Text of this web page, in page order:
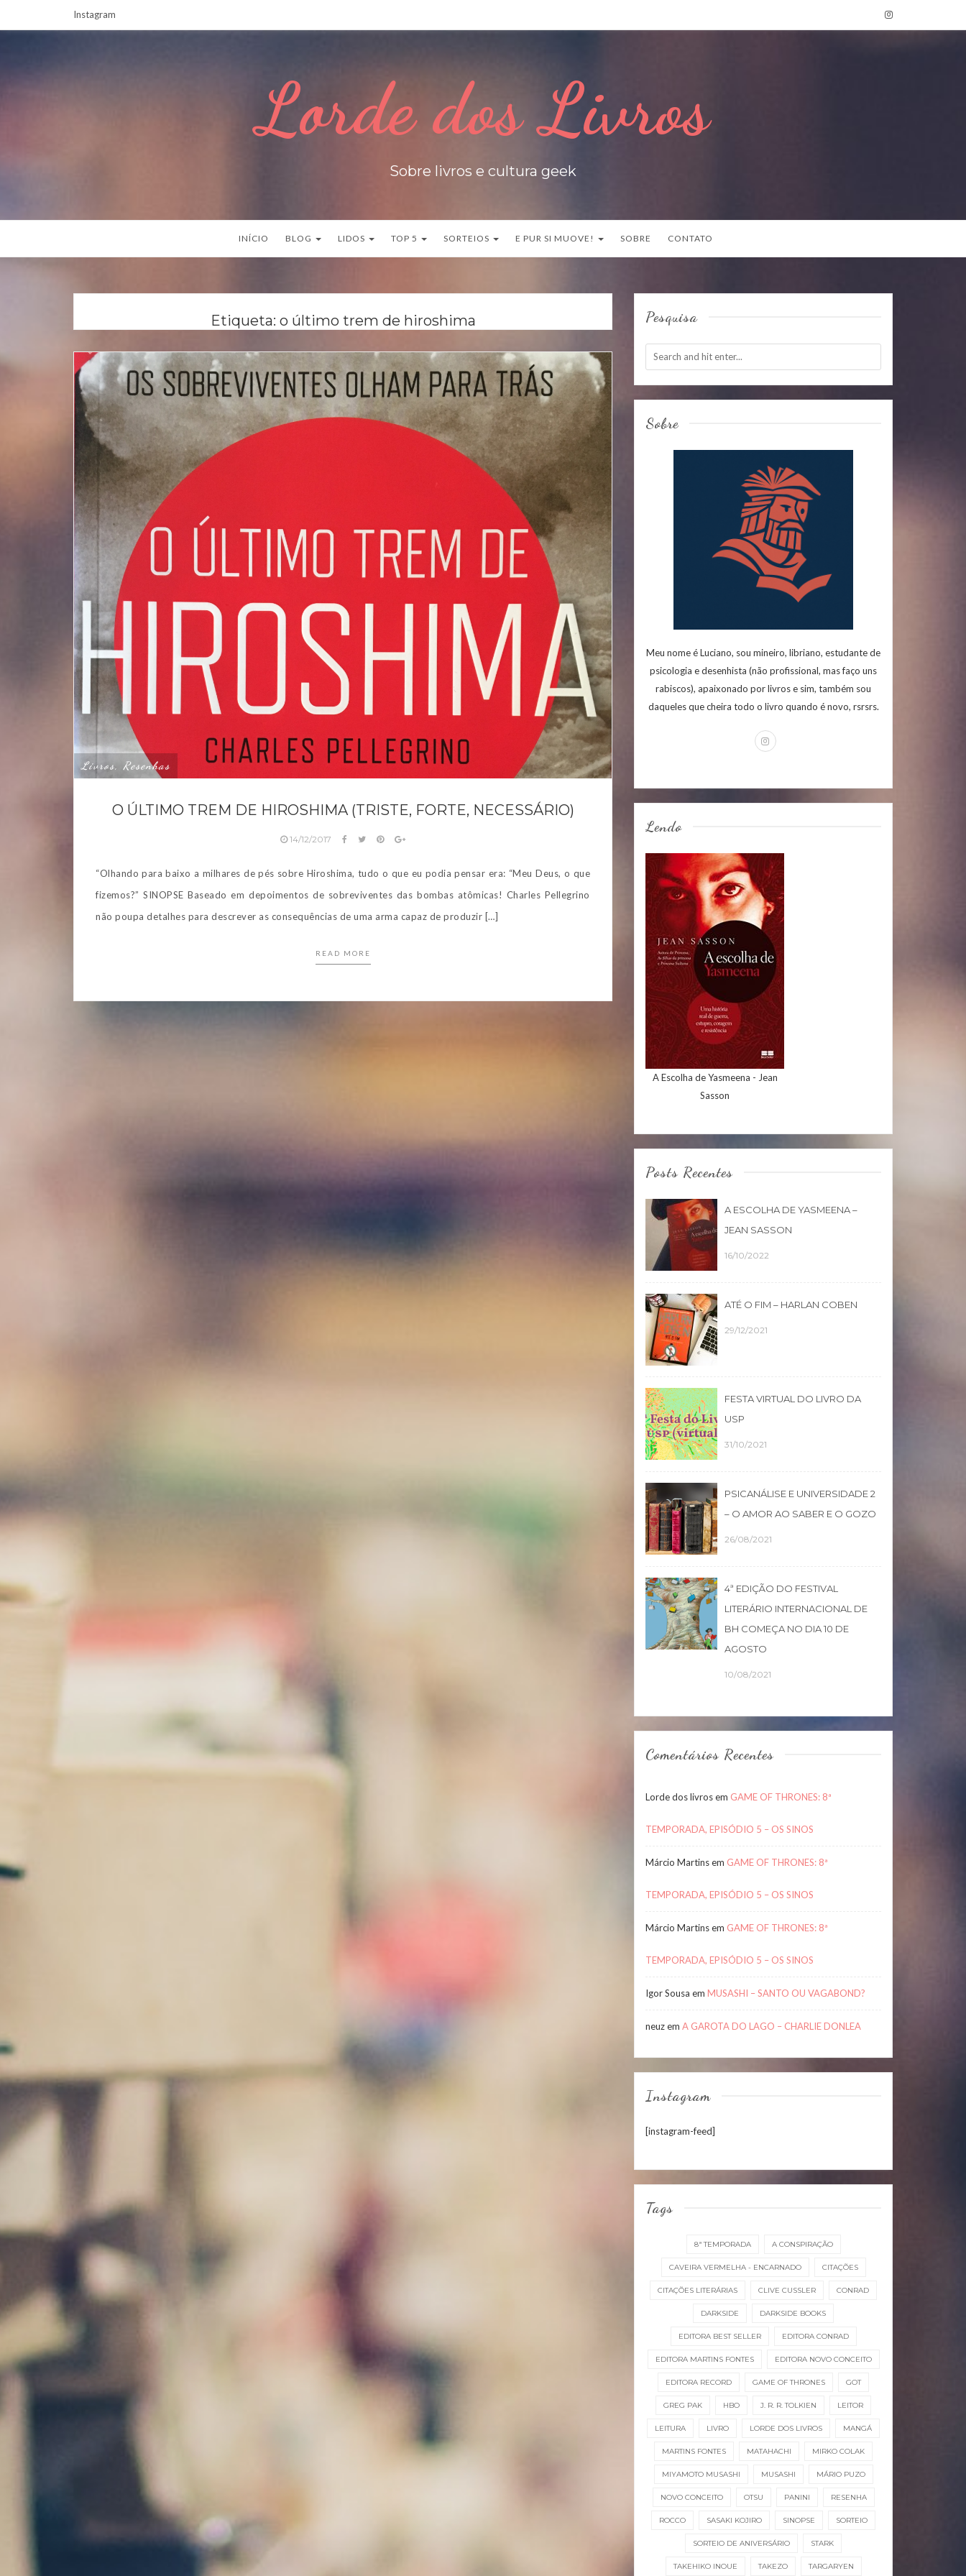
Instagram
Lorde dos Livros
Sobre livros e cultura geek
INÍCIO BLOG LIDOS TOP 5 SORTEIOS E PUR SI MUOVE! SOBRE CONTATO
Etiqueta: o último trem de hiroshima
Livros, Resenhas
O ÚLTIMO TREM DE HIROSHIMA (TRISTE, FORTE, NECESSÁRIO)
14/12/2017
“Olhando para baixo a milhares de pés sobre Hiroshima, tudo o que eu podia pensar era: “Meu Deus, o que
fizemos?” SINOPSE Baseado em depoimentos de sobreviventes das bombas atômicas! Charles Pellegrino
não poupa detalhes para descrever as consequências de uma arma capaz de produzir […]
READ MORE
Pesquisa
Sobre
Meu nome é Luciano, sou mineiro, libriano, estudante de
psicologia e desenhista (não profissional, mas faço uns
rabiscos), apaixonado por livros e sim, também sou
daqueles que cheira todo o livro quando é novo, rsrsrs.
Lendo
A Escolha de Yasmeena - Jean
Sasson
Posts Recentes
A ESCOLHA DE YASMEENA –
JEAN SASSON
16/10/2022
ATÉ O FIM – HARLAN COBEN
29/12/2021
FESTA VIRTUAL DO LIVRO DA
USP
31/10/2021
PSICANÁLISE E UNIVERSIDADE 2
– O AMOR AO SABER E O GOZO
26/08/2021
4ª EDIÇÃO DO FESTIVAL
LITERÁRIO INTERNACIONAL DE
BH COMEÇA NO DIA 10 DE
AGOSTO
10/08/2021
Comentários Recentes
Lorde dos livrosem GAME OF THRONES: 8ª
TEMPORADA, EPISÓDIO 5 – OS SINOS
Márcio Martinsem GAME OF THRONES: 8ª
TEMPORADA, EPISÓDIO 5 – OS SINOS
Márcio Martinsem GAME OF THRONES: 8ª
TEMPORADA, EPISÓDIO 5 – OS SINOS
Igor Sousa em MUSASHI – SANTO OU VAGABOND?
neuzem A GAROTA DO LAGO – CHARLIE DONLEA
Instagram
[instagram-feed]
Tags
8ª TEMPORADA A CONSPIRAÇÃO
CAVEIRA VERMELHA - ENCARNADO CITAÇÕES
CITAÇÕES LITERÁRIAS CLIVE CUSSLER CONRAD
DARKSIDE DARKSIDE BOOKS
EDITORA BEST SELLER EDITORA CONRAD
EDITORA MARTINS FONTES EDITORA NOVO CONCEITO
EDITORA RECORD GAME OF THRONES GOT
GREG PAK HBO J. R. R. TOLKIEN LEITOR
LEITURA LIVRO LORDE DOS LIVROS MANGÁ
MARTINS FONTES MATAHACHI MIRKO COLAK
MIYAMOTO MUSASHI MUSASHI MÁRIO PUZO
NOVO CONCEITO OTSU PANINI RESENHA
ROCCO SASAKI KOJIRO SINOPSE SORTEIO
SORTEIO DE ANIVERSÁRIO STARK
TAKEHIKO INOUE TAKEZO TARGARYEN